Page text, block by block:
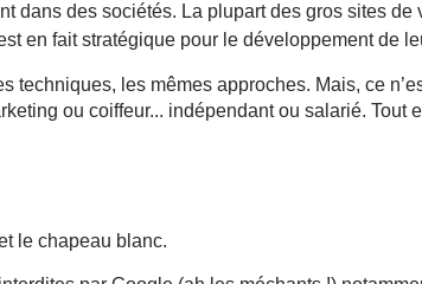
dans des sociétés. La plupart des gros sites
en fait stratégique pour le développement de
les mêmes approches. Mais, ce
ou coiffeur... indépendant ou salarié.
le chapeau blanc.